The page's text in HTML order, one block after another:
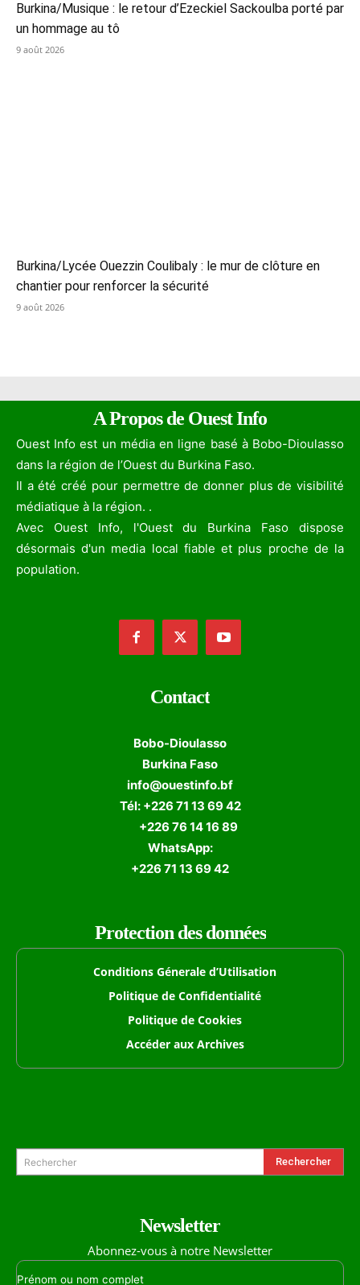
Burkina/Musique : le retour d’Ezeckiel Sackoulba porté par
un hommage au tô
9 août 2026
Burkina/Lycée Ouezzin Coulibaly : le mur de clôture en
chantier pour renforcer la sécurité
9 août 2026
A Propos de Ouest Info
Ouest Info est un média en ligne basé à Bobo-Dioulasso
dans la région de l’Ouest du Burkina Faso.
Il a été créé pour permettre de donner plus de visibilité
médiatique à la région. .
Avec Ouest Info, l'Ouest du Burkina Faso dispose
désormais d'un media local fiable et plus proche de la
population.
Contact
Bobo-Dioulasso
Burkina Faso
info@ouestinfo.bf
Tél: +226 71 13 69 42
+226 76 14 16 89
WhatsApp:
+226 71 13 69 42
Protection des données
Conditions Génerale d’Utilisation
Politique de Confidentialité
Politique de Cookies
Accéder aux Archives
Rechercher Rechercher
Newsletter
Abonnez-vous à notre Newsletter
Prénom ou nom complet